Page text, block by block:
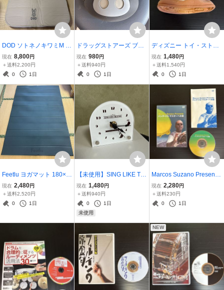
DOD ソトネノキワミM キ
ャンプ用マット【一部欠
品・汚れあり】格安出品
現在 8,800円
＋送料2,200円
0
1日
ドラッグストアーズ ブタ
ポシェット ショルダーバ
ッグ ブラック
現在 980円
＋送料940円
0
1日
ディズニー トイ・ストー
リー ミスター・ポテトヘ
ッド かぶりもの 帽子 ファ
ンキャップ
現在 1,480円
＋送料1,540円
0
1日
Feetlu ヨガマット 180×1
20×8mm 大判 折り畳み P
OE素材
現在 2,480円
＋送料2,520円
0
1日
【未使用】SING LIKE TA
LKING 35周年記念ライブ
特典 置時計 非売品 シング
ライストーキング 35th An
niversary Live
現在 1,480円
＋送料940円
0
1日
未使用
Marcos Suzano Presents
パンデイロ・マスターへ
の道 DVD 教則
現在 2,280円
＋送料230円
0
1日
NEW